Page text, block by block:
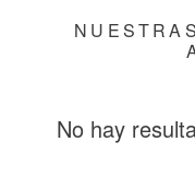
No hay